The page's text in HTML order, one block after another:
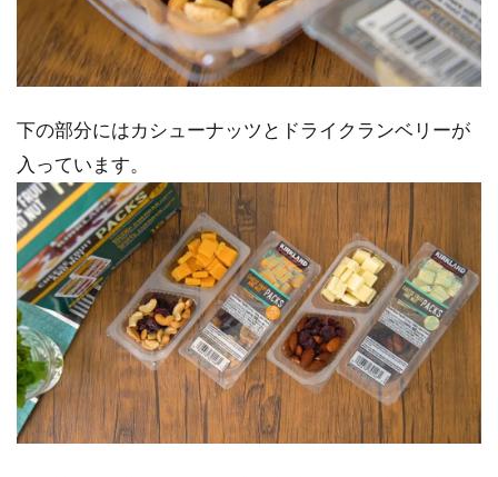
下の部分にはカシューナッツとドライクランベリーが
入っています。